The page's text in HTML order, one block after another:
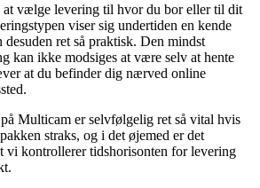
vælge levering til hvor du bor eller til dit
viser sig undertiden en kende
ret så praktisk. Den mindst
kan ikke modsiges at være selv at hente
at du befinder dig nærved online
Multicam er selvfølgelig ret så vital hvis
straks, og i det øjemed er det
vi kontrollerer tidshorisonten for levering